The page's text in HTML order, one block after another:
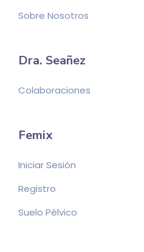
Sobre Nosotros
Dra. Seañez
Colaboraciones
Femix
Iniciar Sesión
Registro
Suelo Pélvico